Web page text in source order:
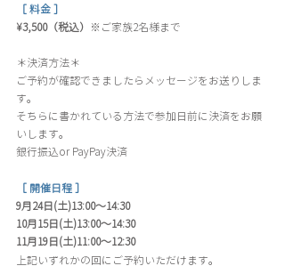
［ 料金 ］
¥3,500（税込） ※ご家族2名様まで
＊決済方法＊
ご予約が確認できましたらメッセージをお送りしま
す。
そちらに書かれている方法で参加日前に決済をお願
いします。
銀行振込or PayPay決済
［ 開催日程 ］
9月24日(土)13:00〜14:30
10月15日(土)13:00〜14:30
11月19日(土)11:00〜12:30
上記いずれかの回にご予約いただけます。